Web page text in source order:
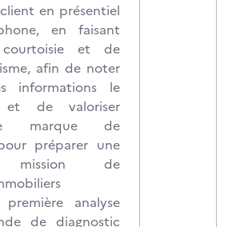
en présentiel
en faisant
et de
afin de noter
informations le
et de valoriser
marque de
préparer une
mission de
première analyse
de diagnostic